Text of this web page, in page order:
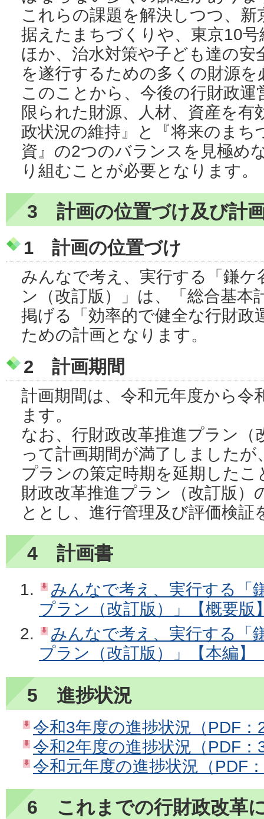
これらの課題を解決しつつ、新
据えたまちづくりや、東京10
ほか、治水対策や子ども達の安
を遂行するための多くの財源
このことから、今後の行財政
限られた財源、人材、資産を有
政状況の維持』と『将来のまち
資』の2つのバランスを見極め
り組むことが必要となります。
3 計画の位置づけ及び計
1 計画の位置づけ
みんなで考え、実行する「鎌ケ
ン（改訂版）」は、「総合基
掲げる「効率的で健全な行財政
ための計画となります。
2 計画期間
計画期間は、令和元年度から令
ます。
なお、行財政改革推進プラン（
って計画期間が満了しましたが
プランの策定時期を延期した
財政改革推進プラン（改訂版）
ととし、進行管理及び評価検証
4 計画書
みんなで考え、実行する「
プラン（改訂版）」【概要版
みんなで考え、実行する「
プラン（改訂版）」【本編】
5 進捗状況
令和3年度の進捗状況（PDF：
令和2年度の進捗状況（PDF：
令和元年度の進捗状況（PDF
6 これまでの行財政改革